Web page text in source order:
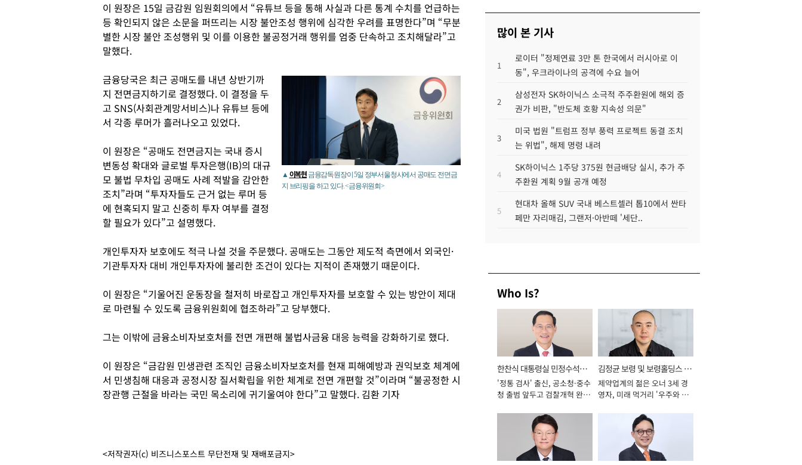
이 원장은 15일 금감원 임원회의에서 “유튜브 등을 통해 사실과 다른 통계 수치를 언급하는
등 확인되지 않은 소문을 퍼뜨리는 시장 불안조성 행위에 심각한 우려를 표명한다”며 “무분
별한 시장 불안 조성행위 및 이를 이용한 불공정거래 행위를 엄중 단속하고 조치해달라”고
말했다.
▲ 이복현 금융감독원장이 5일 정부서울청사에서 공매도 전면금
지 브리핑을 하고 있다. <금융위원회>
금융당국은 최근 공매도를 내년 상반기까
지 전면금지하기로 결정했다. 이 결정을 두
고 SNS(사회관계망서비스)나 유튜브 등에
서 각종 루머가 흘러나오고 있었다.
이 원장은 “공매도 전면금지는 국내 증시
변동성 확대와 글로벌 투자은행(IB)의 대규
모 불법 무차입 공매도 사례 적발을 감안한
조치”라며 “투자자들도 근거 없는 루머 등
에 현혹되지 말고 신중히 투자 여부를 결정
할 필요가 있다”고 설명했다.
개인투자자 보호에도 적극 나설 것을 주문했다. 공매도는 그동안 제도적 측면에서 외국인·
기관투자자 대비 개인투자자에 불리한 조건이 있다는 지적이 존재했기 때문이다.
이 원장은 “기울어진 운동장을 철저히 바로잡고 개인투자자를 보호할 수 있는 방안이 제대
로 마련될 수 있도록 금융위원회에 협조하라”고 당부했다.
그는 이밖에 금융소비자보호처를 전면 개편해 불법사금융 대응 능력을 강화하기로 했다.
이 원장은 “금감원 민생관련 조직인 금융소비자보호처를 현재 피해예방과 권익보호 체계에
서 민생침해 대응과 공정시장 질서확립을 위한 체계로 전면 개편할 것”이라며 “불공정한 시
장관행 근절을 바라는 국민 목소리에 귀기울여야 한다”고 말했다. 김환 기자
<저작권자(c) 비즈니스포스트 무단전재 및 재배포금지>
많이 본 기사
1
로이터 "정제연료 3만 톤 한국에서 러시아로 이
동", 우크라이나의 공격에 수요 늘어
2
삼성전자 SK하이닉스 소극적 주주환원에 해외 증
권가 비판, "반도체 호황 지속성 의문"
3
미국 법원 "트럼프 정부 풍력 프로젝트 동결 조치
는 위법", 해제 명령 내려
4
SK하이닉스 1주당 375원 현금배당 실시, 추가 주
주환원 계획 9월 공개 예정
5
현대차 올해 SUV 국내 베스트셀러 톱10에서 싼타
페만 자리매김, 그랜저·아반떼 '세단..
Who Is?
한찬식 대통령실 민정수석비
서관
'정통 검사' 출신, 공소청·중수
청 출범 앞두고 검찰개혁 완수
김정균 보령 및 보령홀딩스 대
표이사 사장
제약업계의 젊은 오너 3세 경
영자, 미래 먹거리 '우주와 헬